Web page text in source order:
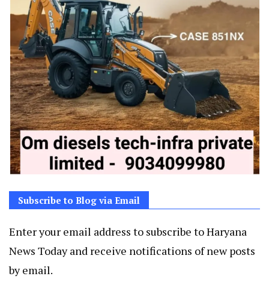
Subscribe to Blog via Email
Enter your email address to subscribe to Haryana
News Today and receive notifications of new posts
by email.